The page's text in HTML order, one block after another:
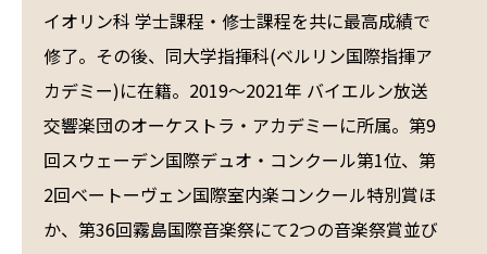
イオリン科 学士課程・修士課程を共に最高成績で
修了。その後、同大学指揮科(ベルリン国際指揮ア
カデミー)に在籍。2019〜2021年 バイエルン放送
交響楽団のオーケストラ・アカデミーに所属。第9
回スウェーデン国際デュオ・コンクール第1位、第
2回ベートーヴェン国際室内楽コンクール特別賞ほ
か、第36回霧島国際音楽祭にて2つの音楽祭賞並び